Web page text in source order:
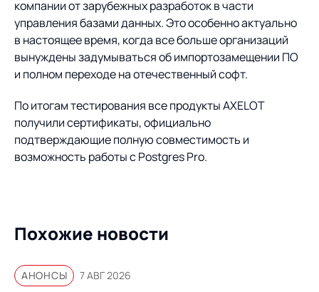
Предложение для
учебных заведений
База знаний
База знаний
компании от зарубежных разработок в части
управления базами данных. Это особенно актуально
в настоящее время, когда все больше организаций
вынуждены задумываться об импортозамещении ПО
и полном переходе на отечественный софт.
По итогам тестирования все продукты AXELOT
получили сертификаты, официально
подтверждающие полную совместимость и
возможность работы с Postgres Pro.
Похожие новости
АНОНСЫ 7 АВГ 2026